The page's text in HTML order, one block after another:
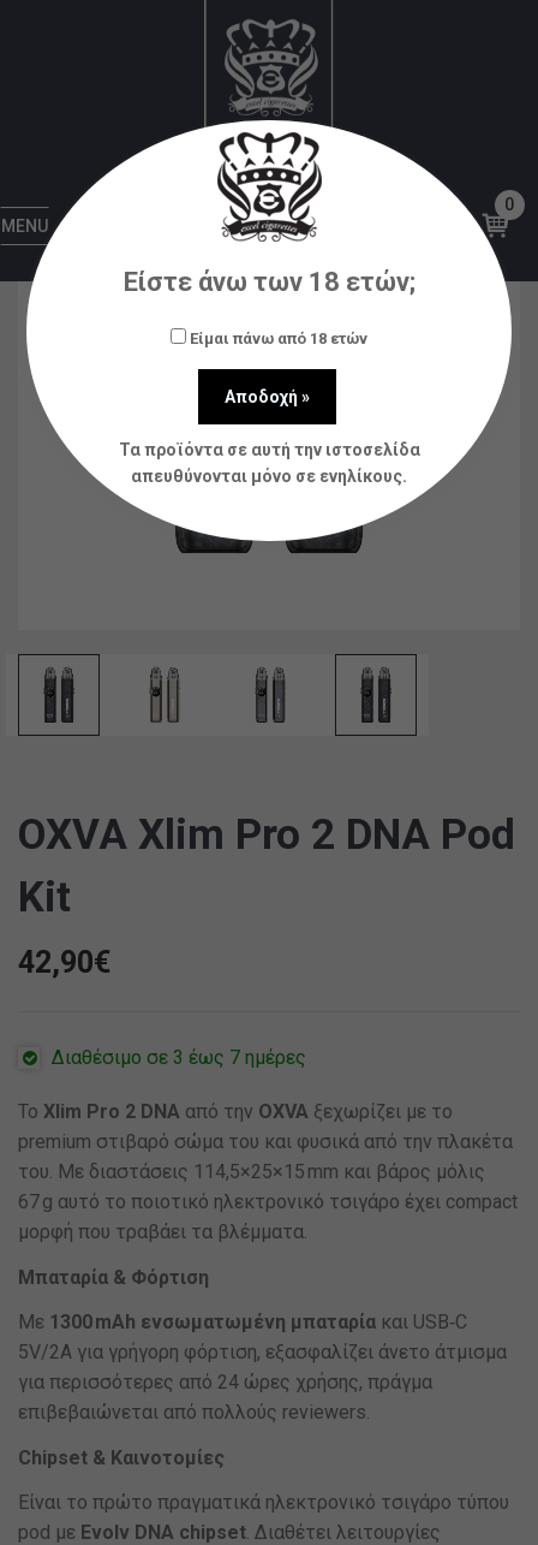
MENU
0
Ηλεκτρονικά Τσιγάρα
Pro 2 DNA Pod Kit
OXVA Xlim Pro 2 DNA Pod
Kit
42,90€
Διαθέσιμο σε 3 έως 7 ημέρες
Το Xlim Pro 2 DNA από την OXVA ξεχωρίζει με το
premium στιβαρό σώμα του και φυσικά από την πλακέτα
του. Με διαστάσεις 114,5×25×15 mm και βάρος μόλις
67 g αυτό το ποιοτικό ηλεκτρονικό τσιγάρο έχει compact
μορφή που τραβάει τα βλέμματα.
Μπαταρία & Φόρτιση
Με 1300 mAh ενσωματωμένη μπαταρία και USB‑C
5V/2A για γρήγορη φόρτιση, εξασφαλίζει άνετο άτμισμα
για περισσότερες από 24 ώρες χρήσης, πράγμα
επιβεβαιώνεται από πολλούς reviewers.
Chipset & Καινοτομίες
Είναι το πρώτο πραγματικά ηλεκτρονικό τσιγάρο τύπου
pod με Evolv DNA chipset. Διαθέτει λειτουργίες
Είστε άνω των 18 ετών;
Είμαι πάνω από 18 ετών
Τα προϊόντα σε αυτή την ιστοσελίδα
απευθύνονται μόνο σε ενηλίκους.